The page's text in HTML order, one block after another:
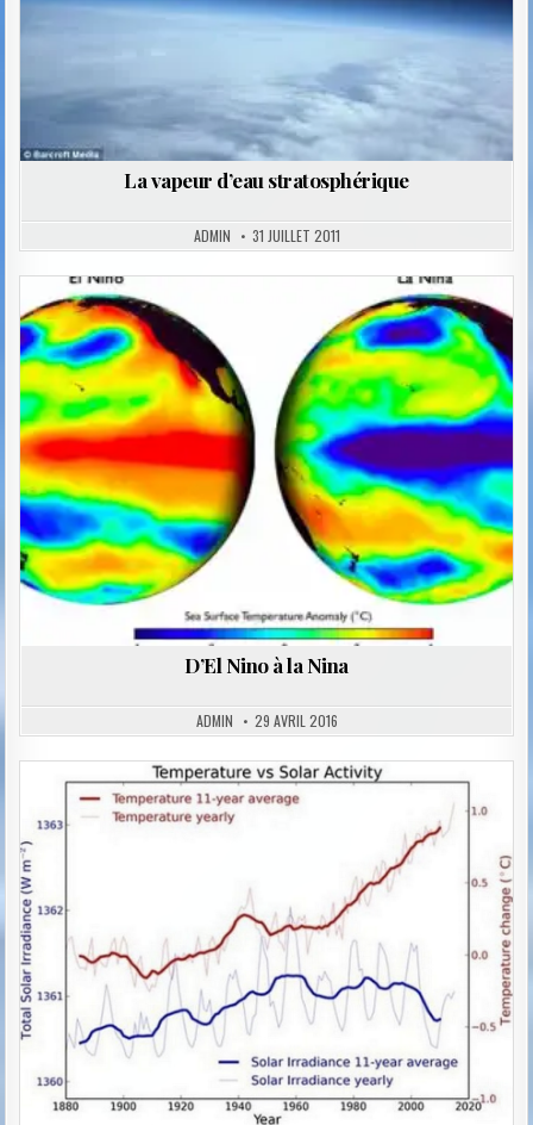
La vapeur d’eau stratosphérique
ADMIN 31 JUILLET 2011
Posted
in
D’El Nino à la Nina
ADMIN 29 AVRIL 2016
Posted